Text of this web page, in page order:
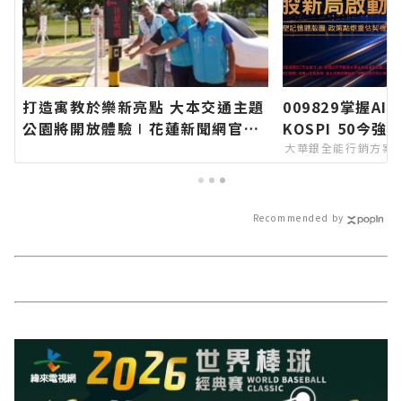
打造寓教於樂新亮點 大本交通主題
公園將開放體驗∣花蓮新聞網官方
009829掌握AI
KOSPI 50今強
大華銀全能行銷方案
Recommended by